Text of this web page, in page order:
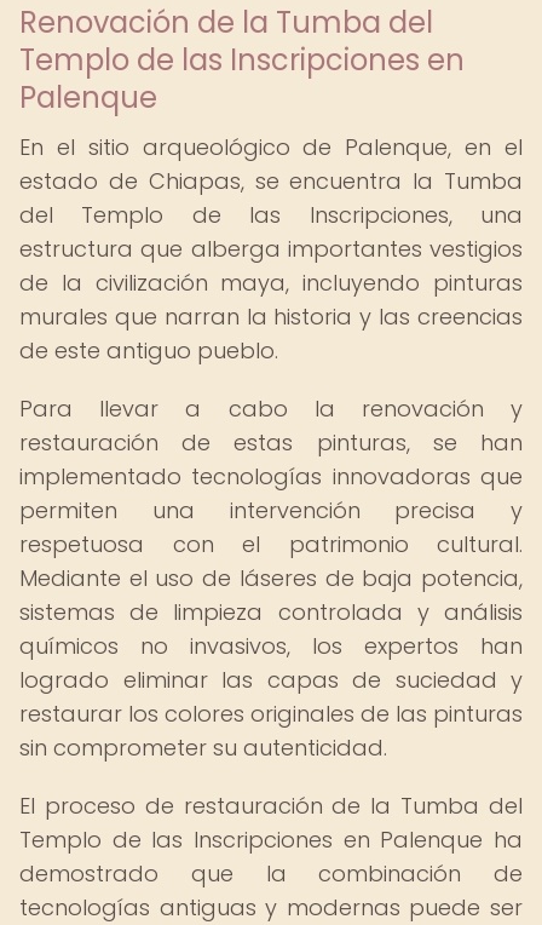
Renovación de la Tumba del
Templo de las Inscripciones en
Palenque
En el sitio arqueológico de Palenque, en el
estado de Chiapas, se encuentra la Tumba
del Templo de las Inscripciones, una
estructura que alberga importantes vestigios
de la civilización maya, incluyendo pinturas
murales que narran la historia y las creencias
de este antiguo pueblo.
Para llevar a cabo la renovación y
restauración de estas pinturas, se han
implementado tecnologías innovadoras que
permiten una intervención precisa y
respetuosa con el patrimonio cultural.
Mediante el uso de láseres de baja potencia,
sistemas de limpieza controlada y análisis
químicos no invasivos, los expertos han
logrado eliminar las capas de suciedad y
restaurar los colores originales de las pinturas
sin comprometer su autenticidad.
El proceso de restauración de la Tumba del
Templo de las Inscripciones en Palenque ha
demostrado que la combinación de
tecnologías antiguas y modernas puede ser